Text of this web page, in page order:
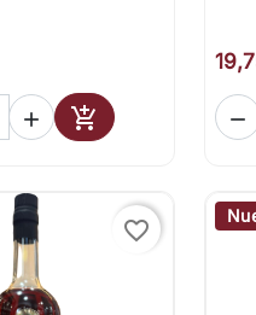
 
Añadir al carrito

favorite_border